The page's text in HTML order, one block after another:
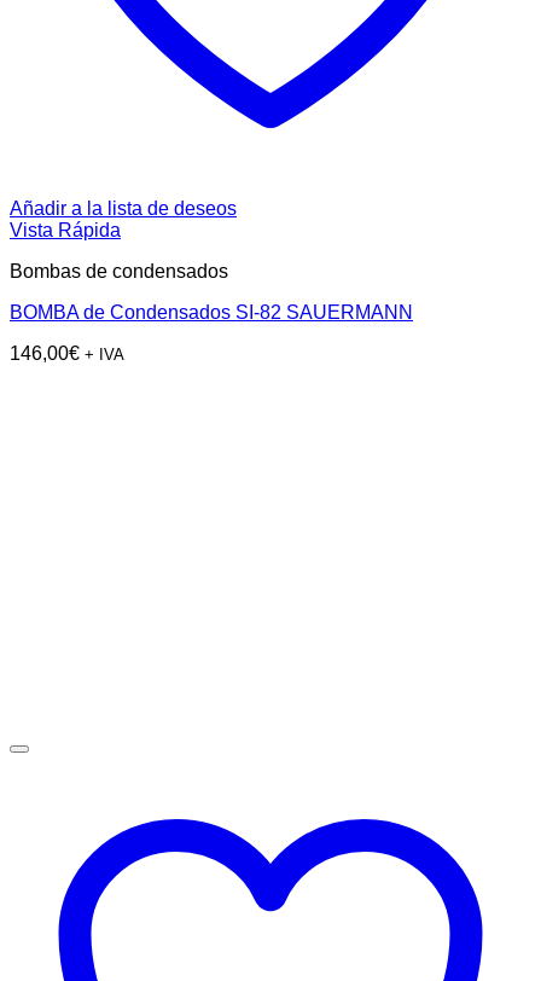
Añadir a la lista de deseos
Vista Rápida
Bombas de condensados
BOMBA de Condensados SI-82 SAUERMANN
146,00€ + IVA